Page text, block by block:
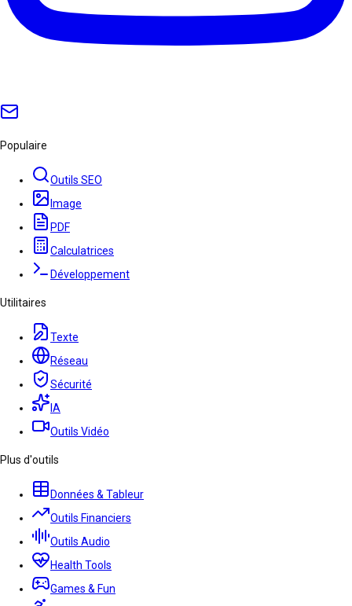
Populaire
Outils SEO
Image
PDF
Calculatrices
Développement
Utilitaires
Texte
Réseau
Sécurité
IA
Outils Vidéo
Plus d'outils
Données & Tableur
Outils Financiers
Outils Audio
Health Tools
Games & Fun